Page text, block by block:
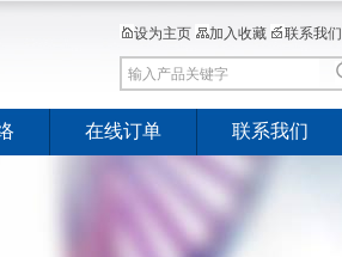
设为主页 加入收藏 联系我们
在线订单 联系我们